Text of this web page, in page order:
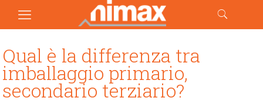
Qual è la differenza tra
imballaggio primario,
secondario terziario?